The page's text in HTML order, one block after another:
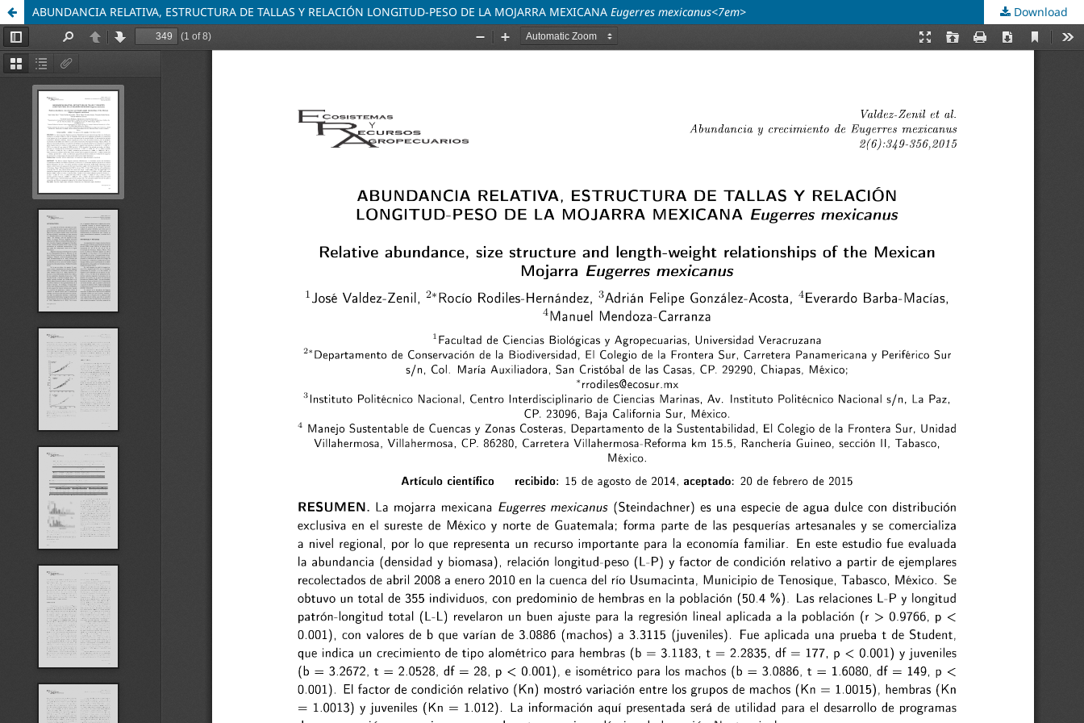
ABUNDANCIA RELATIVA, ESTRUCTURA DE TALLAS Y RELACIÓN LONGITUD-PESO DE LA MOJARRA MEXICANA Eugerres mexicanus<7em> Download